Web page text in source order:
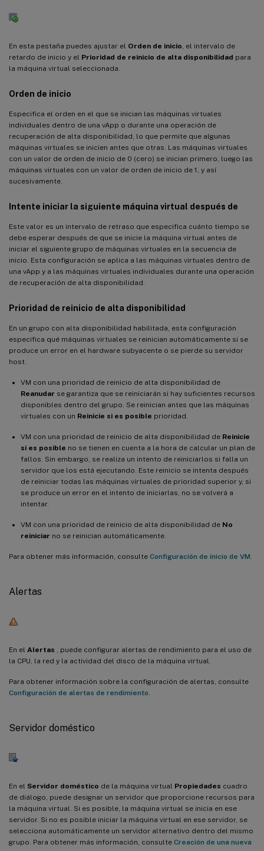
En esta pestaña puedes ajustar el Orden de inicio , el intervalo de
retardo de inicio y el Prioridad de reinicio de alta disponibilidad para
la máquina virtual seleccionada.
Orden de inicio
Especifica el orden en el que se inician las máquinas virtuales
individuales dentro de una vApp o durante una operación de
recuperación de alta disponibilidad, lo que permite que algunas
máquinas virtuales se inicien antes que otras. Las máquinas virtuales
con un valor de orden de inicio de 0 (cero) se inician primero, luego las
máquinas virtuales con un valor de orden de inicio de 1, y así
sucesivamente.
Intente iniciar la siguiente máquina virtual después de
Este valor es un intervalo de retraso que especifica cuánto tiempo se
debe esperar después de que se inicie la máquina virtual antes de
iniciar el siguiente grupo de máquinas virtuales en la secuencia de
inicio. Esta configuración se aplica a las máquinas virtuales dentro de
una vApp y a las máquinas virtuales individuales durante una operación
de recuperación de alta disponibilidad.
Prioridad de reinicio de alta disponibilidad
En un grupo con alta disponibilidad habilitada, esta configuración
especifica qué máquinas virtuales se reinician automáticamente si se
produce un error en el hardware subyacente o se pierde su servidor
host.
VM con una prioridad de reinicio de alta disponibilidad de
Reanudar se garantiza que se reiniciarán si hay suficientes recursos
disponibles dentro del grupo. Se reinician antes que las máquinas
virtuales con un Reinicie si es posible prioridad.
VM con una prioridad de reinicio de alta disponibilidad de Reinicie
si es posible no se tienen en cuenta a la hora de calcular un plan de
fallos. Sin embargo, se realiza un intento de reiniciarlos si falla un
servidor que los está ejecutando. Este reinicio se intenta después
de reiniciar todas las máquinas virtuales de prioridad superior y, si
se produce un error en el intento de iniciarlas, no se volverá a
intentar.
VM con una prioridad de reinicio de alta disponibilidad de No
reiniciar no se reinician automáticamente.
Para obtener más información, consulte Configuración de inicio de VM
Alertas
En el Alertas , puede configurar alertas de rendimiento para el uso de
la CPU, la red y la actividad del disco de la máquina virtual.
Para obtener información sobre la configuración de alertas, consulte
Configuración de alertas de rendimiento
Servidor doméstico
En el Servidor doméstico de la máquina virtual Propiedades cuadro
de diálogo, puede designar un servidor que proporcione recursos para
la máquina virtual. Si es posible, la máquina virtual se inicia en ese
servidor. Si no es posible iniciar la máquina virtual en ese servidor, se
selecciona automáticamente un servidor alternativo dentro del mismo
grupo. Para obtener más información, consulte Creación de una nueva